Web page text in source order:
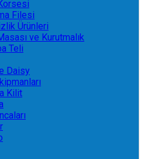
Filesi
Ürünleri
ve Kurutmalık
Teli
Daisy
Kilit